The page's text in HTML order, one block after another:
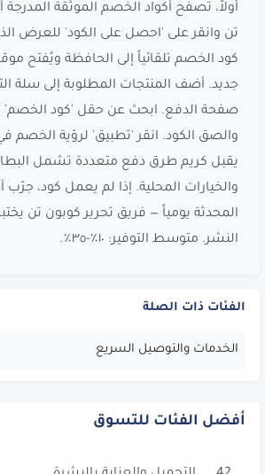
أولاً، تصفح أكواد الخصم الموثقة المدرجة
تن وانقر على 'احصل على الكود' للعرض
كود الخصم تلقائياً إلى الحافظة ويُفتح
جديد. أضف المنتجات المطلوبة إلى سلة
صفحة الدفع. ابحث عن حقل 'كود الخصم'
والصق الكود. انقر 'تطبيق' لرؤية الخصم
يقبل كريم طرق دفع متعددة تشمل
والخيارات المحلية. إذا لم يعمل كود، جرّب
المحدثة يومياً — فريق تحرير كوبون تن
النشر. متوسط التوفير: ١٠٪-٣٥٪.
الفئات ذات الصلة
الخدمات والتوصيل السريع
أفضل الفئات للتسوق